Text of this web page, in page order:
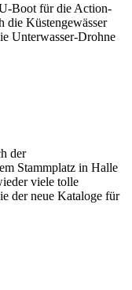
Boot für die Action-
die Küstengewässer
Unterwasser-Drohne
der
Stammplatz in Halle
viele tolle
der neue Kataloge für